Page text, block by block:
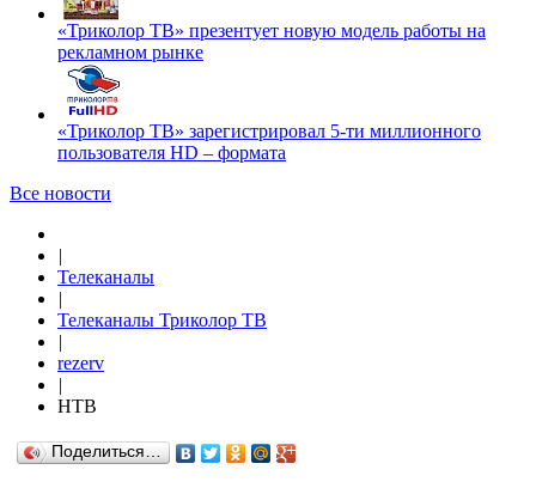
«Триколор ТВ» презентует новую модель работы на
рекламном рынке
«Триколор ТВ» зарегистрировал 5-ти миллионного
пользователя HD – формата
Все новости
|
Телеканалы
|
Телеканалы Триколор ТВ
|
rezerv
|
НТВ
Поделиться…